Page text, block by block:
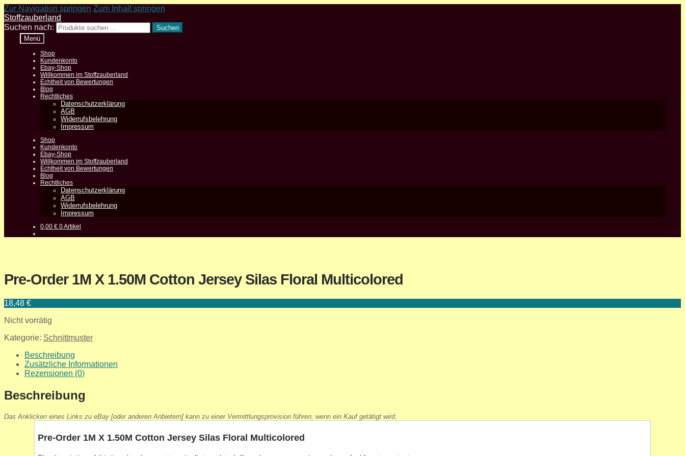
Zur Navigation springen Zum Inhalt springen
Stoffzauberland
Suchen nach:
Suchen
Menü
Shop
Kundenkonto
Ebay-Shop
Willkommen im Stoffzauberland
Echtheit von Bewertungen
Blog
Rechtliches
Datenschutzerklärung
AGB
Widerrufsbelehrung
Impressum
Shop
Kundenkonto
Ebay-Shop
Willkommen im Stoffzauberland
Echtheit von Bewertungen
Blog
Rechtliches
Datenschutzerklärung
AGB
Widerrufsbelehrung
Impressum
0,00€ 0 Artikel
Pre-Order 1M X 1.50M Cotton Jersey Silas Floral Multicolored
18,48 €
Nicht vorrätig
Kategorie: Schnittmuster
Beschreibung
Zusätzliche Informationen
Rezensionen (0)
Beschreibung
Das Anklicken eines Links zu eBay [oder anderen Anbietern] kann zu einer Vermittlungsprovision führen, wenn ein Kauf getätigt wird.
Pre-Order 1M X 1.50M Cotton Jersey Silas Floral Multicolored